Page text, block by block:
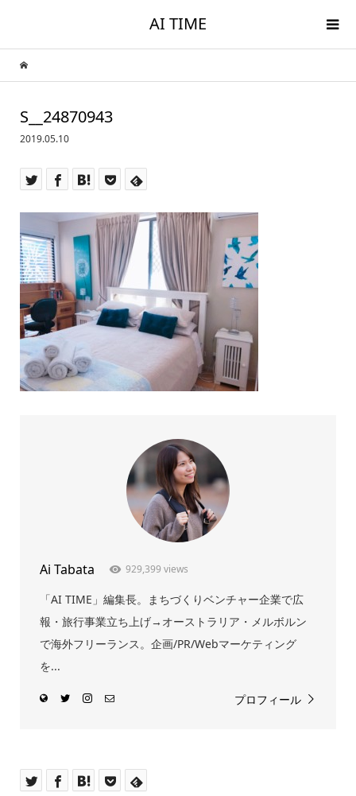
AI TIME
S__24870943
2019.05.10
Ai Tabata 929,399 views
「AI TIME」編集長。まちづくりベンチャー企業で広
報・旅行事業立ち上げ→オーストラリア・メルボルン
で海外フリーランス。企画/PR/Webマーケティング
を...
プロフィール